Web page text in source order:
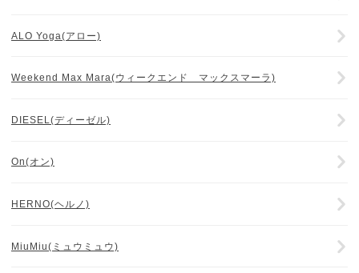
ALO Yoga(アロー)
Weekend Max Mara(ウィークエンド マックスマーラ)
DIESEL(ディーゼル)
On(オン)
HERNO(ヘルノ)
MiuMiu(ミュウミュウ)